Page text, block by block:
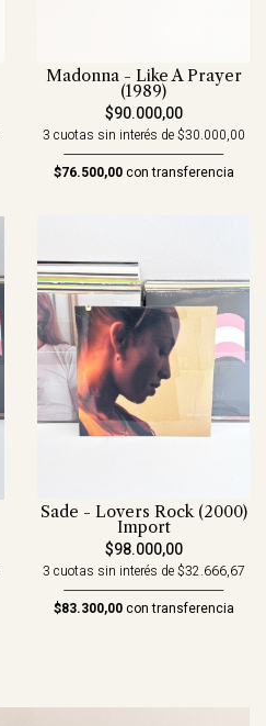
Madonna - Like A Prayer
(1989)
$90.000,00
3 cuotas sin interés de $30.000,00
$76.500,00con transferencia
Sade - Lovers Rock (2000)
Import
$98.000,00
3 cuotas sin interés de $32.666,67
$83.300,00con transferencia